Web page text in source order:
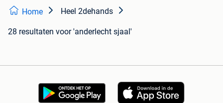
Home Heel 2dehands
28 resultaten voor 'anderlecht sjaal'